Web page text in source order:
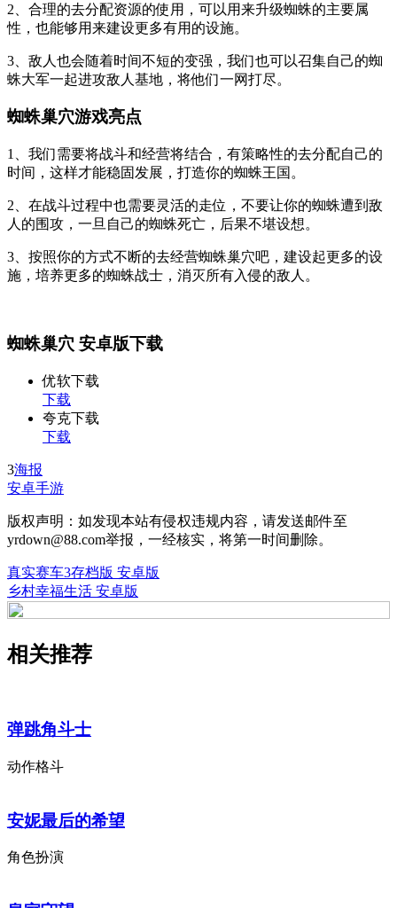
2、合理的去分配资源的使用，可以用来升级蜘蛛的主要属
性，也能够用来建设更多有用的设施。
3、敌人也会随着时间不短的变强，我们也可以召集自己的蜘
蛛大军一起进攻敌人基地，将他们一网打尽。
蜘蛛巢穴游戏亮点
1、我们需要将战斗和经营将结合，有策略性的去分配自己的
时间，这样才能稳固发展，打造你的蜘蛛王国。
2、在战斗过程中也需要灵活的走位，不要让你的蜘蛛遭到敌
人的围攻，一旦自己的蜘蛛死亡，后果不堪设想。
3、按照你的方式不断的去经营蜘蛛巢穴吧，建设起更多的设
施，培养更多的蜘蛛战士，消灭所有入侵的敌人。
蜘蛛巢穴 安卓版下载
优软下载
下载
夸克下载
下载
3海报
安卓手游
版权声明：如发现本站有侵权违规内容，请发送邮件至
yrdown@88.com举报，一经核实，将第一时间删除。
真实赛车3存档版 安卓版
乡村幸福生活 安卓版
相关推荐
弹跳角斗士
动作格斗
安妮最后的希望
角色扮演